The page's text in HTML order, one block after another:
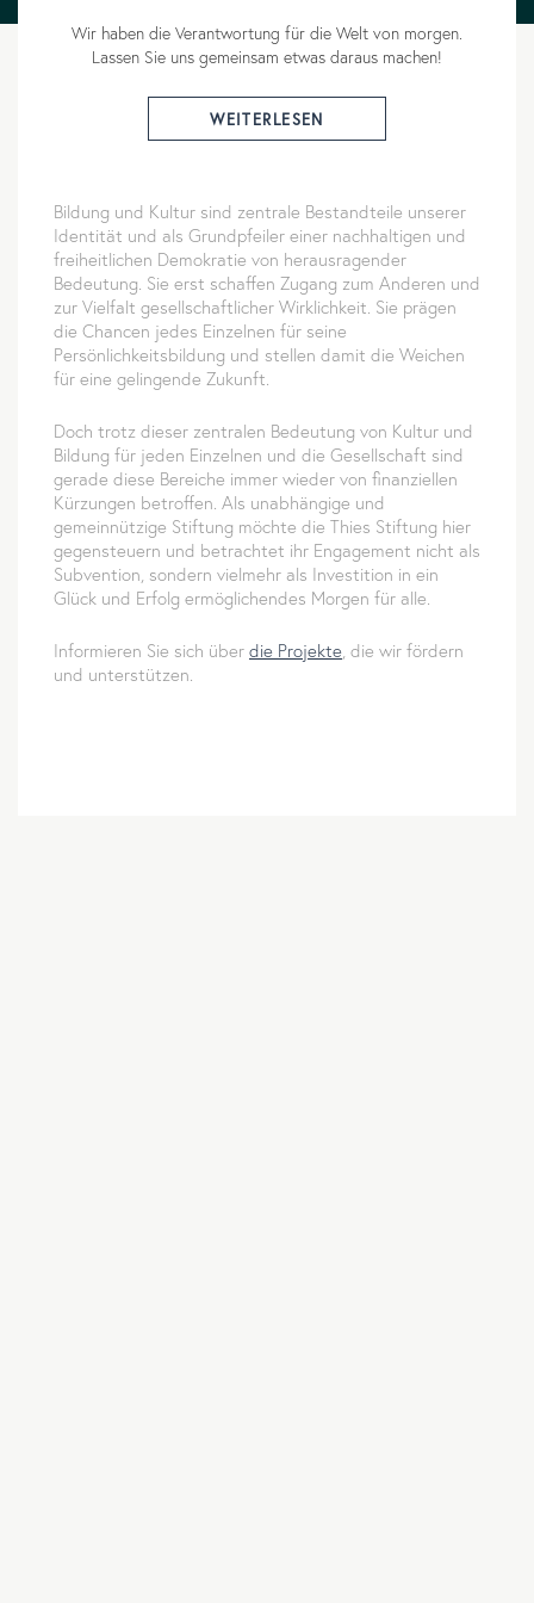
Wir haben die Verantwortung für die Welt von morgen.
Lassen Sie uns gemeinsam etwas daraus machen!
WEITERLESEN
Bildung und Kultur sind zentrale Bestandteile unserer
Identität und als Grundpfeiler einer nachhaltigen und
freiheitlichen Demokratie von herausragender
Bedeutung. Sie erst schaffen Zugang zum Anderen und
zur Vielfalt gesellschaftlicher Wirklichkeit. Sie prägen
die Chancen jedes Einzelnen für seine
Persönlichkeitsbildung und stellen damit die Weichen
für eine gelingende Zukunft.
Doch trotz dieser zentralen Bedeutung von Kultur und
Bildung für jeden Einzelnen und die Gesellschaft sind
gerade diese Bereiche immer wieder von finanziellen
Kürzungen betroffen. Als unabhängige und
gemeinnützige Stiftung möchte die Thies Stiftung hier
gegensteuern und betrachtet ihr Engagement nicht als
Subvention, sondern vielmehr als Investition in ein
Glück und Erfolg ermöglichendes Morgen für alle.
Informieren Sie sich über die Projekte , die wir fördern
und unterstützen.